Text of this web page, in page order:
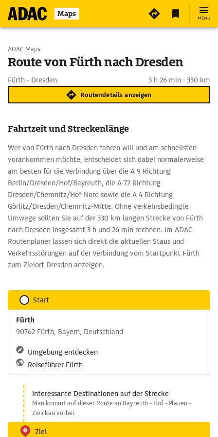
Maps MENÜ
Start wählen
ADAC Maps
Route von Fürth nach Dresden
Fürth - Dresden 3 h 26 min · 330 km
Routendetails anzeigen
Fahrtzeit und Streckenlänge
Wer von Fürth nach Dresden fahren will und am schnellsten
vorankommen möchte, entscheidet sich dabei normalerweise
am besten für die Verbindung über die A 9 Richtung
Berlin/Dresden/Hof/Bayreuth, die A 72 Richtung
Dresden/Chemnitz/Hof-Nord sowie die A 4 Richtung
Görlitz/Dresden/Chemnitz-Mitte. Ohne verkehrsbedingte
Umwege sollten Sie auf der 330 km langen Strecke von Fürth
nach Dresden insgesamt 3 h und 26 min rechnen. Im ADAC
Routenplaner lassen sich direkt die aktuellen Staus und
Verkehrsstörungen auf der Verbindung vom Startpunkt Fürth
zum Zielort Dresden anzeigen.
Start
Fürth
90762 Fürth, Bayern, Deutschland
Umgebung entdecken
Reiseführer Fürth
Interessante Destinationen auf der Strecke
Man kommt auf dieser Route an Bayreuth - Hof - Plauen -
Zwickau vorbei.
Ziel